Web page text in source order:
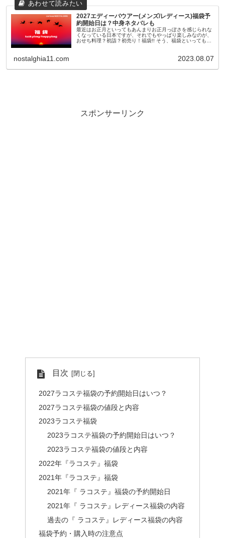
2027エディーバウアー(メンズ/レディース)福袋予
約開始日は？中身ネタバレも
最近はお正月といってもあんまりお正月っぽさを感じられな
くなっている日本ですが、それでもやっぱり楽しみなのが、
おせち料理？初詣？初売り！福袋!! そう、福袋といっても最
nostalghia11.com 2023.08.07
スポンサーリンク
目次
2027ラコステ福袋の予約開始日はいつ？
2027ラコステ福袋の値段と内容
2023ラコステ福袋
2023ラコステ福袋の予約開始日はいつ？
2023ラコステ福袋の値段と内容
2022年『ラコステ』福袋
2021年『ラコステ』福袋
2021年『 ラコステ』福袋の予約開始日
2021年『 ラコステ』レディース福袋の内容
過去の『 ラコステ』レディース福袋の内容
福袋予約・購入時の注意点